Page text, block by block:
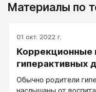
Материалы по
01 окт. 2022 г.
Коррекционные
гиперактивных
Обычно родители